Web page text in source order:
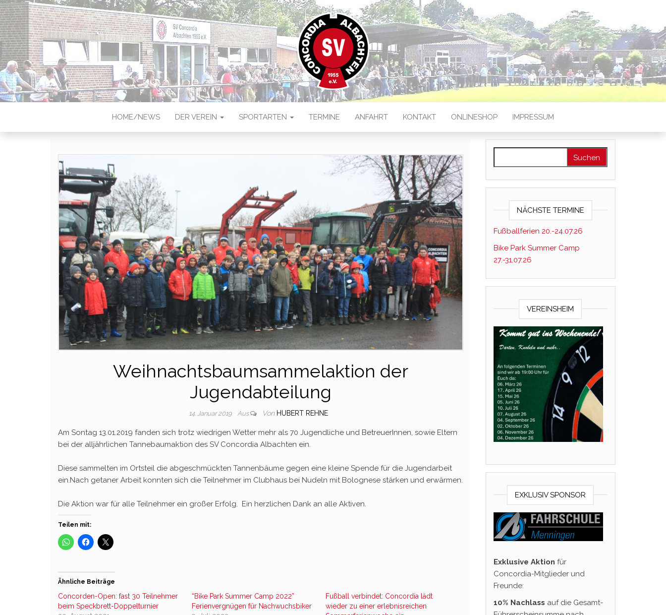
CONCORDIA ALBACHTEN
Sportverein in Münster-Albachten
HOME/NEWS DER VEREIN SPORTARTEN TERMINE ANFAHRT KONTAKT ONLINESHOP IMPRESSUM
Weihnachtsbaumsammelaktion der
Jugendabteilung
14. Januar 2019 Aus Von HUBERT REHNE
Am Sontag 13.01.2019 fanden sich trotz wiedrigen Wetter mehr als 70 Jugendliche und BetreuerInnen, sowie Eltern
bei der alljährlichen Tannebaumaktion des SV Concordia Albachten ein.
Diese sammelten im Ortsteil die abgeschmückten Tannenbäume gegen eine kleine Spende für die Jugendarbeit
ein.Nach getaner Arbeit konnten sich die Teilnehmer im Clubhaus bei Nudeln mit Bolognese stärken und erwärmen.
Die Aktion war für alle Teilnehmer ein großer Erfolg. Ein herzlichen Dank an alle Aktiven.
Teilen mit:
Ähnliche Beiträge
Concorden-Open: fast 30 Teilnehmer
beim Speckbrett-Doppelturnier
“Bike Park Summer Camp 2022”
Ferienvergnügen für Nachwuchsbiker
Fußball verbindet: Concordia lädt
wieder zu einer erlebnisreichen
NÄCHSTE TERMINE
Fußballferien 20.-24.07.26
Bike Park Summer Camp
27.-31.07.26
VEREINSHEIM
EXKLUSIV SPONSOR
Exklusive Aktion für
Concordia-Mitglieder und
Freunde:
10% Nachlass auf die Gesamt-